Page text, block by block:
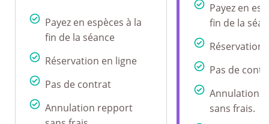
Payez en
fin de la
Réservation
Pas de
Annulation
sans frais.
Payez en espèces à la
fin de la séance
Réservation en ligne
Pas de contrat
Annulation repport